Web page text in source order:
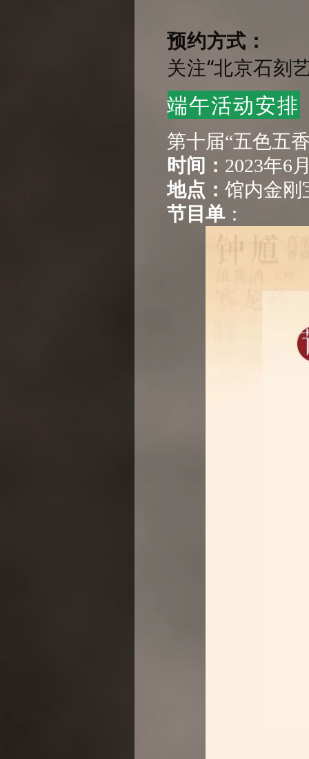
预约方式：
关注“北京石刻
端午活动安排
第十届“五色五
时间： 2023年6
地点：馆内金刚
节目单 ：